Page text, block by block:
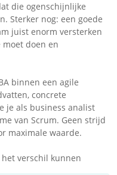
die ogenschijnlijke
Sterker nog: een goede
juist enorm versterken
moet doen en
binnen een agile
concrete
je als business analist
van Scrum. Geen strijd
maximale waarde.
verschil kunnen